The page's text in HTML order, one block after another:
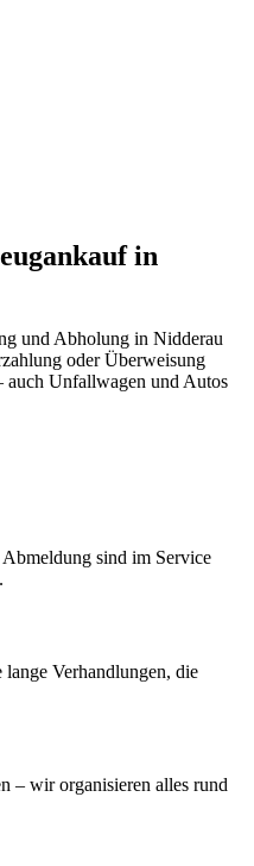
in
und Abholung in Nidderau
oder Überweisung
auch Unfallwagen und Autos
sind im Service
lange Verhandlungen, die
– wir organisieren alles rund